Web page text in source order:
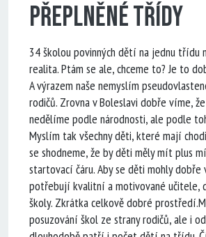
Přeplněné třídy
34 školou povinných dětí na jednu třídu
realita. Ptám se ale, chceme to? Je to
A výrazem naše nemyslím
rodičů. Zrovna v Boleslavi dobře víme,
nedělíme podle národnosti, ale podle
Myslím tak všechny děti, které mají
se shodneme, že by děti měly mít plus
startovací čáru. Aby se děti mohly dobře
potřebují kvalitní a motivované učitele,
školy. Zkrátka celkově dobré
posuzování škol ze strany rodičů, ale i